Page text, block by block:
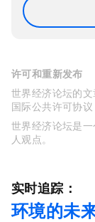
许可和重新发布
世界经济论坛的
国际公共许可协议
世界经济论坛是
人观点。
实时追踪：
环境的未